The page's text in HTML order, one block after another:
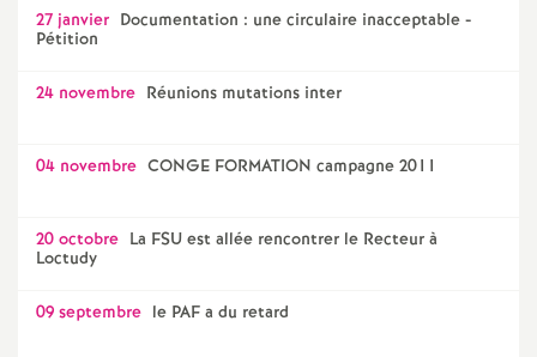
27 janvier Documentation : une circulaire inacceptable -
Pétition
24 novembre Réunions mutations inter
04 novembre CONGE FORMATION campagne 2011
20 octobre La FSU est allée rencontrer le Recteur à
Loctudy
09 septembre le PAF a du retard